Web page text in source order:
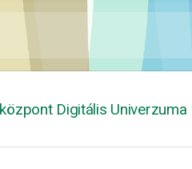
Digitális Univerzuma